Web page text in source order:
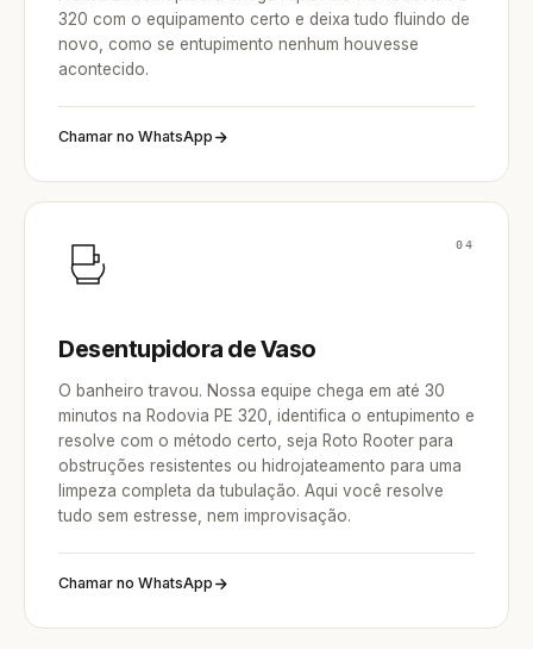
320 com o equipamento certo e deixa tudo fluindo de
novo, como se entupimento nenhum houvesse
acontecido.
Chamar no WhatsApp
04
Desentupidora de Vaso
O banheiro travou. Nossa equipe chega em até 30
minutos na Rodovia PE 320, identifica o entupimento e
resolve com o método certo, seja Roto Rooter para
obstruções resistentes ou hidrojateamento para uma
limpeza completa da tubulação. Aqui você resolve
tudo sem estresse, nem improvisação.
Chamar no WhatsApp